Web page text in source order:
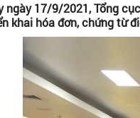
ngày 17/9/2021, Tổng
khai hóa đơn, chứng từ